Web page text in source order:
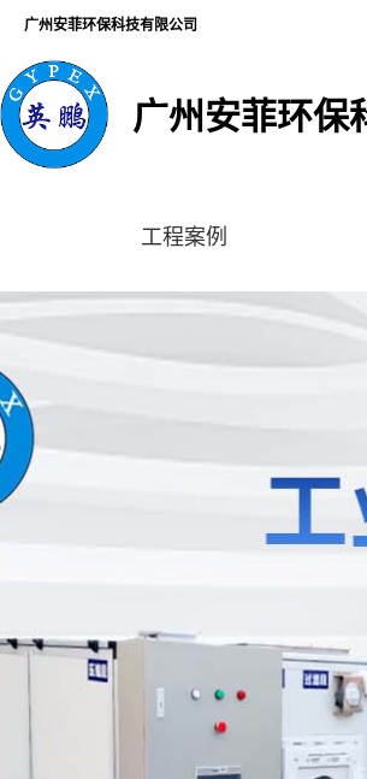
广州安菲环保科技有限公司
广州安菲环保
工程案例